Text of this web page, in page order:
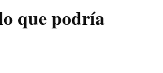
que podría